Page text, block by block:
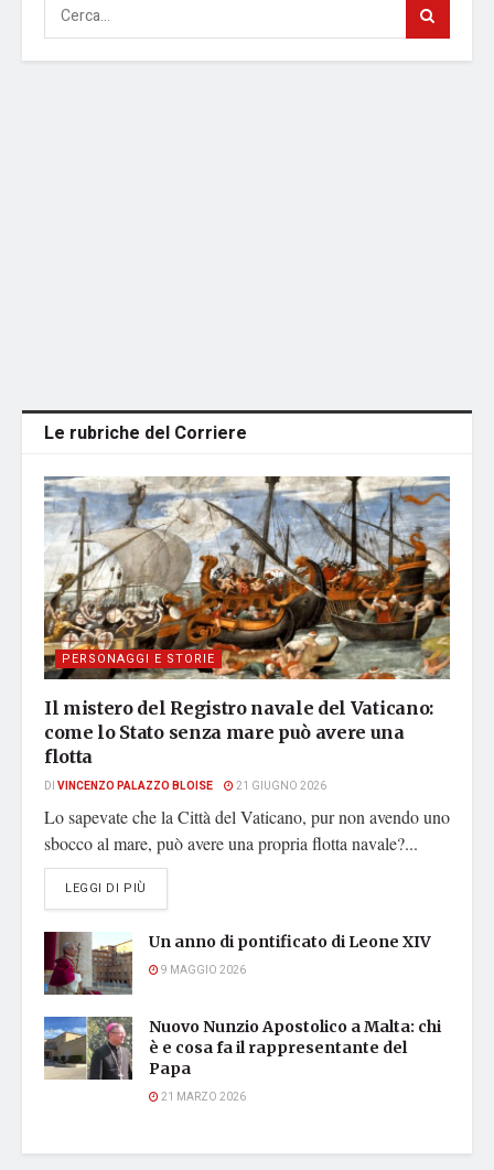
Le rubriche del Corriere
PERSONAGGI E STORIE
Il mistero del Registro navale del Vaticano:
come lo Stato senza mare può avere una
flotta
DI VINCENZO PALAZZO BLOISE 21 GIUGNO 2026
Lo sapevate che la Città del Vaticano, pur non avendo uno
sbocco al mare, può avere una propria flotta navale?...
LEGGI DI PIÙ
Un anno di pontificato di Leone XIV
9 MAGGIO 2026
Nuovo Nunzio Apostolico a Malta: chi
è e cosa fa il rappresentante del
Papa
21 MARZO 2026